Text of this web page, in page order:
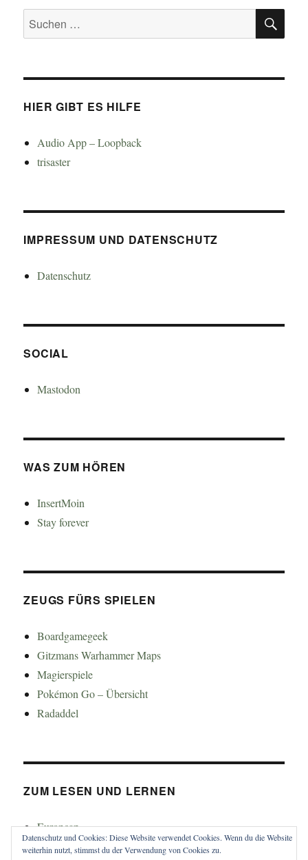
Suchen
nach:
HIER GIBT ES HILFE
Audio App – Loopback
trisaster
IMPRESSUM UND DATENSCHUTZ
Datenschutz
SOCIAL
Mastodon
WAS ZUM HÖREN
InsertMoin
Stay forever
ZEUGS FÜRS SPIELEN
Boardgamegeek
Gitzmans Warhammer Maps
Magierspiele
Pokémon Go – Übersicht
Radaddel
ZUM LESEN UND LERNEN
Euroncap
Tong
Datenschutz und Cookies: Diese Website verwendet Cookies. Wenn du die Website
weiterhin nutzt, stimmst du der Verwendung von Cookies zu.